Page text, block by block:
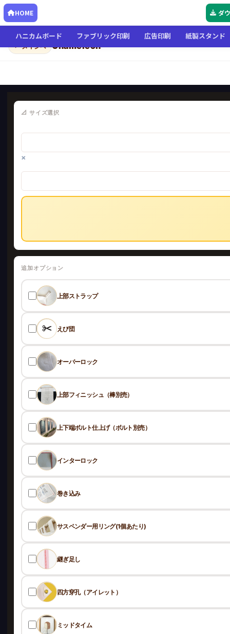
HOME ダ
ハニカムボード ファブリック印刷 広告印刷 紙製スタンド
← メインへ Chameleon
📐 サイズ選択
×
追加オプション
上部ストラップ
えび団
オーバーロック
上部フィニッシュ（棒別売）
上下端ボルト仕上げ（ボルト別売）
インターロック
巻き込み
サスペンダー用リング(1個あたり)
継ぎ足し
四方穿孔（アイレット）
ミッドタイム